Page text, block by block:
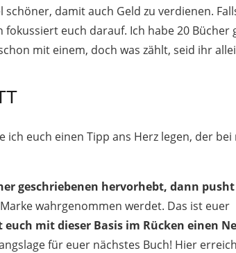
damit auch Geld zu verdienen.
euch darauf. Ich habe 20 Bücher
mit einem, doch was zählt, seid ihr
euch einen Tipp ans Herz legen, der bei
geschriebenen hervorhebt, dann pusht
wahrgenommen werdet. Das ist euer
euch mit dieser Basis im Rücken einen
für euer nächstes Buch! Hier